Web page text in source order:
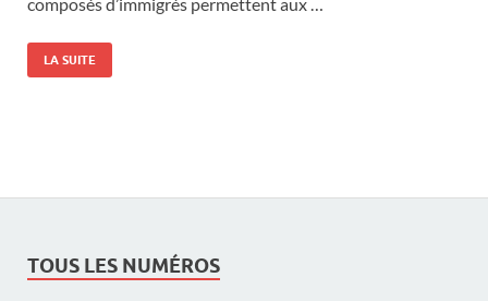
LA SUITE
TOUS LES NUMÉROS